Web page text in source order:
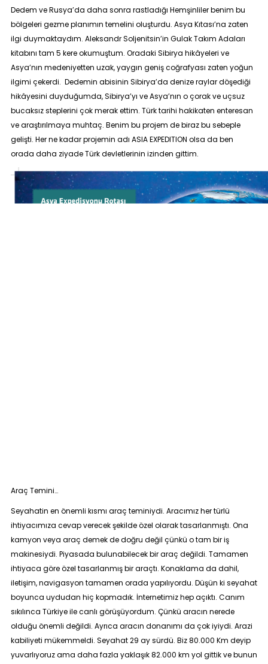
Dedem ve Rusya’da daha sonra rastladığı Hemşinliler benim bu
bölgeleri gezme planımın temelini oluşturdu. Asya Kıtası’na zaten
ilgi duymaktaydım. Aleksandr Soljenitsin’in Gulak Takım Adaları
kitabını tam 5 kere okumuştum. Oradaki Sibirya hikâyeleri ve
Asya’nın medeniyetten uzak, yaygın geniş coğrafyası zaten yoğun
ilgimi çekerdi. Dedemin abisinin Sibirya’da denize raylar döşediği
hikâyesini duyduğumda, Sibirya’yı ve Asya’nın o çorak ve uçsuz
bucaksız steplerini çok merak ettim. Türk tarihi hakikaten enteresan
ve araştırılmaya muhtaç. Benim bu projem de biraz bu sebeple
gelişti. Her ne kadar projemin adı ASIA EXPEDITION olsa da ben
orada daha ziyade Türk devletlerinin izinden gittim.
Araç Temini…
Seyahatin en önemli kısmı araç teminiydi. Aracımız her türlü
ihtiyacımıza cevap verecek şekilde özel olarak tasarlanmıştı. Ona
kamyon veya araç demek de doğru değil çünkü o tam bir iş
makinesiydi. Piyasada bulunabilecek bir araç değildi. Tamamen
ihtiyaca göre özel tasarlanmış bir araçtı. Konaklama da dahil,
iletişim, navigasyon tamamen orada yapılıyordu. Düşün ki seyahat
boyunca uydudan hiç kopmadık. İnternetimiz hep açıktı. Canım
sıkılınca Türkiye ile canlı görüşüyordum. Çünkü aracın nerede
olduğu önemli değildi. Ayrıca aracın donanımı da çok iyiydi. Arazi
kabiliyeti mükemmeldi. Seyahat 29 ay sürdü. Biz 80.000 Km deyip
yuvarlıyoruz ama daha fazla yaklaşık 82.000 km yol gittik ve bunun